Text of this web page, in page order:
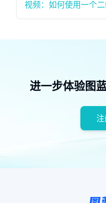
视频：如何使用一个
进一步体验图